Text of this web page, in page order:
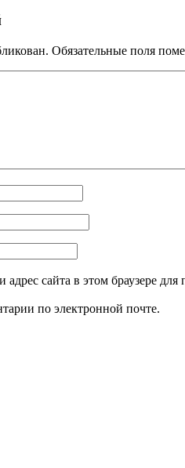
Обязательные поля
адрес сайта в этом браузере
по электронной почте.